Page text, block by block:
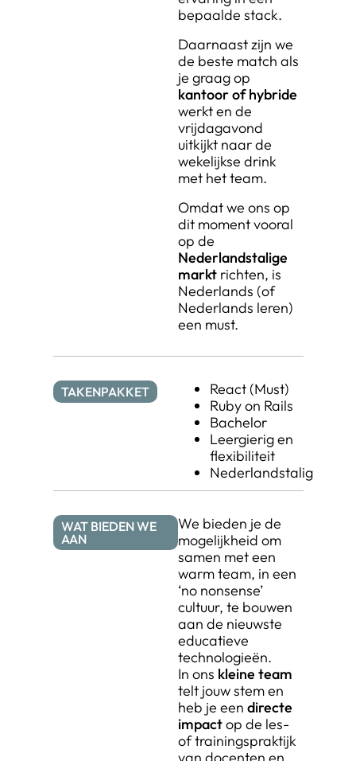
bepaalde stack.
Daarnaast zijn we
de beste match als
je graag op
kantoor of hybride
werkt en de
vrijdagavond
uitkijkt naar de
wekelijkse drink
met het team.
Omdat we ons op
dit moment vooral
op de
Nederlandstalige
markt richten, is
Nederlands (of
Nederlands leren)
een must.
TAKENPAKKET
React (Must)
Ruby on Rails
Bachelor
Leergierig en
flexibiliteit
Nederlandstalig
WAT BIEDEN WE
AAN​
We bieden je de
mogelijkheid om
samen met een
warm team, in een
‘no nonsense’
cultuur, te bouwen
aan de nieuwste
educatieve
technologieën.
In ons kleine team
telt jouw stem en
heb je een directe
impactop de les-
of trainingspraktijk
van docenten en